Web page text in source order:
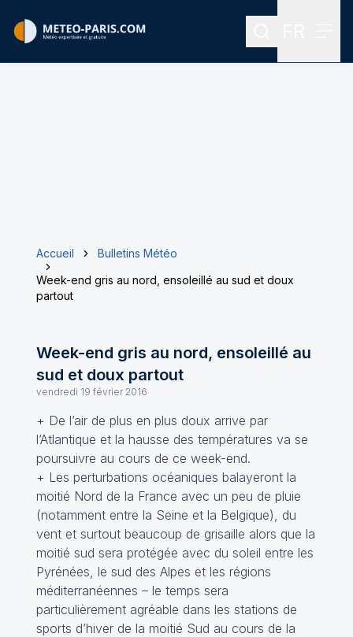
Rechercher
Accueil
Bulletins Météo
Week-end gris au nord, ensoleillé au sud et doux
partout
Week-end gris au nord, ensoleillé au
sud et doux partout
vendredi 19 février 2016
+ De l’air de plus en plus doux arrive par
l’Atlantique et la hausse des températures va se
poursuivre au cours de ce week-end.
+ Les perturbations océaniques balayeront la
moitié Nord de la France avec un peu de pluie
(notamment entre la Seine et la Belgique), du
vent et surtout beaucoup de grisaille alors que la
moitié sud sera protégée avec du soleil entre les
Pyrénées, le sud des Alpes et les régions
méditerranéennes – le temps sera
particulièrement agréable dans les stations de
sports d’hiver de la moitié Sud au cours de la